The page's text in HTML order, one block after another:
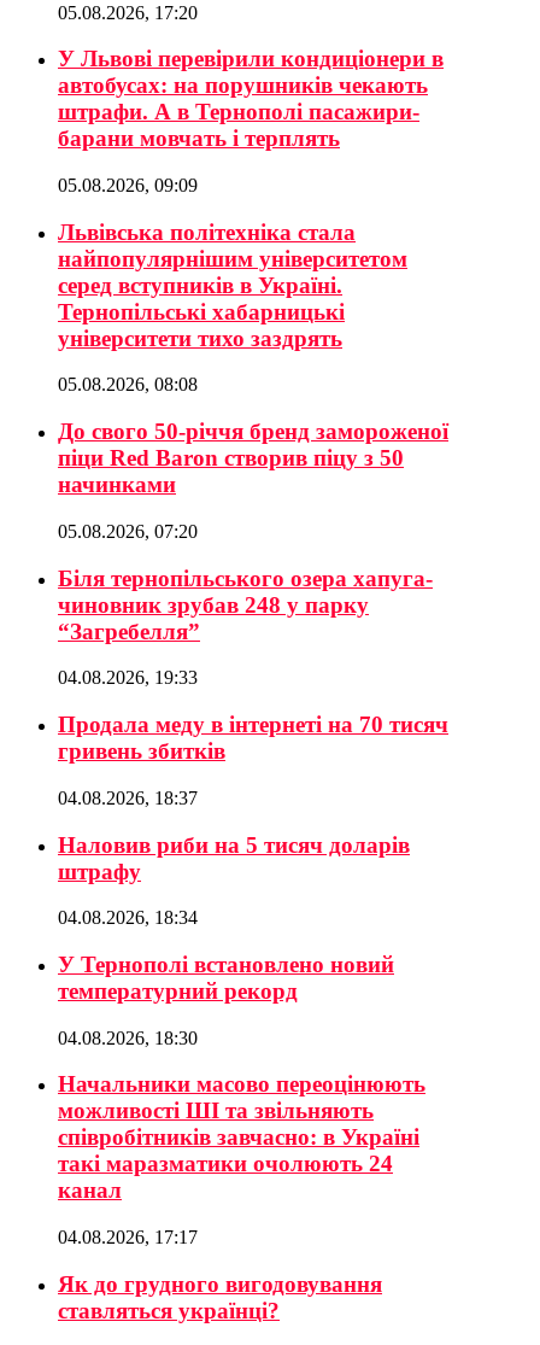
05.08.2026, 17:20
У Львові перевірили кондиціонери в
автобусах: на порушників чекають
штрафи. А в Тернополі пасажири-
барани мовчать і терплять
05.08.2026, 09:09
Львівська політехніка стала
найпопулярнішим університетом
серед вступників в Україні.
Тернопільські хабарницькі
університети тихо заздрять
05.08.2026, 08:08
До свого 50-річчя бренд замороженої
піци Red Baron створив піцу з 50
начинками
05.08.2026, 07:20
Біля тернопільського озера хапуга-
чиновник зрубав 248 у парку
“Загребелля”
04.08.2026, 19:33
Продала меду в інтернеті на 70 тисяч
гривень збитків
04.08.2026, 18:37
Наловив риби на 5 тисяч доларів
штрафу
04.08.2026, 18:34
У Тернополі встановлено новий
температурний рекорд
04.08.2026, 18:30
Начальники масово переоцінюють
можливості ШІ та звільняють
співробітників завчасно: в Україні
такі маразматики очолюють 24
канал
04.08.2026, 17:17
Як до грудного вигодовування
ставляться українці?